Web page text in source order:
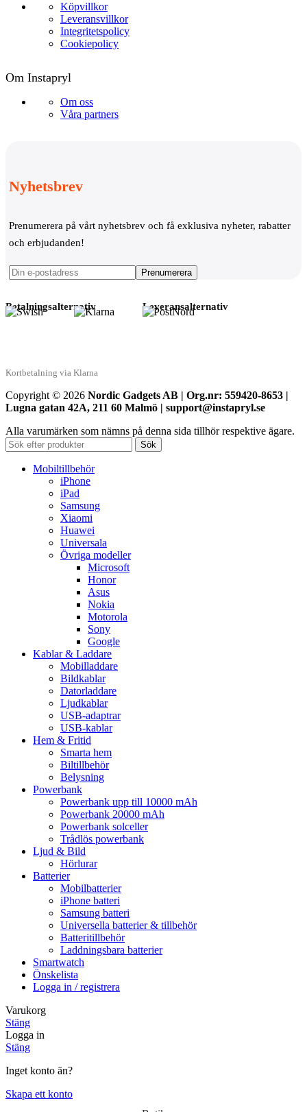
Köpvillkor
Leveransvillkor
Integritetspolicy
Cookiepolicy
Om Instapryl
Om oss
Våra partners
Nyhetsbrev
Prenumerera på vårt nyhetsbrev och få exklusiva nyheter, rabatter
och erbjudanden!
Betalningsalternativ
Kortbetalning via Klarna
Leveransalternativ
Copyright © 2026 Nordic Gadgets AB | Org.nr: 559420-8653 |
Lugna gatan 42A, 211 60 Malmö | support@instapryl.se
Alla varumärken som nämns på denna sida tillhör respektive ägare.
Sök
Mobiltillbehör
iPhone
iPad
Samsung
Xiaomi
Huawei
Universala
Övriga modeller
Microsoft
Honor
Asus
Nokia
Motorola
Sony
Google
Kablar & Laddare
Mobilladdare
Bildkablar
Datorladdare
Ljudkablar
USB-adaptrar
USB-kablar
Hem & Fritid
Smarta hem
Biltillbehör
Belysning
Powerbank
Powerbank upp till 10000 mAh
Powerbank 20000 mAh
Powerbank solceller
Trådlös powerbank
Ljud & Bild
Hörlurar
Batterier
Mobilbatterier
iPhone batteri
Samsung batteri
Universella batterier & tillbehör
Batteritillbehör
Laddningsbara batterier
Smartwatch
Önskelista
Logga in / registrera
Varukorg
Stäng
Logga in
Stäng
Inget konto än?
Skapa ett konto